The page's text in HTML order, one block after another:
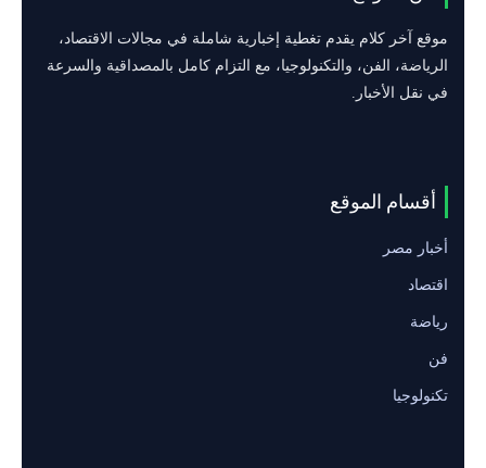
موقع آخر كلام يقدم تغطية إخبارية شاملة في مجالات الاقتصاد،
الرياضة، الفن، والتكنولوجيا، مع التزام كامل بالمصداقية والسرعة
في نقل الأخبار.
أقسام الموقع
أخبار مصر
اقتصاد
رياضة
فن
تكنولوجيا